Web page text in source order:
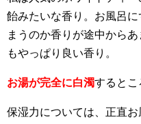
飴みたいな香り。お風呂
まうのか香りが途中から
もやっぱり良い香り。
お湯が完全に白濁するとこ
保湿力については、正直